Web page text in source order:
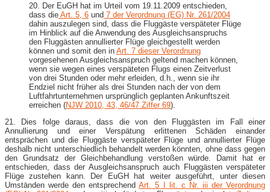
20. Der EuGH hat im Urteil vom 19.11.2009 entschieden,
dass die Art. 5, 6 und 7 der Verordnung (EG) Nr. 261/2004
dahin auszulegen sind, dass die Fluggäste verspäteter Flüge
im Hinblick auf die Anwendung des Ausgleichsanspruchs
den Fluggästen annullierter Flüge gleichgestellt werden
können und somit den in Art. 7 dieser Verordnung
vorgesehenen Ausgleichsanspruch geltend machen können,
wenn sie wegen eines verspäteten Flugs einen Zeitverlust
von drei Stunden oder mehr erleiden, d.h., wenn sie ihr
Endziel nicht früher als drei Stunden nach der von dem
Luftfahrtunternehmen ursprünglich geplanten Ankunftszeit
erreichen (NJW 2010, 43, 46/47 Ziffer 69).
21. Dies folge daraus, dass die von den Fluggästen im Fall einer
Annullierung und einer Verspätung erlittenen Schäden einander
entsprächen und die Fluggäste verspäteter Flüge und annullierter Flüge
deshalb nicht unterschiedlich behandelt werden könnten, ohne dass gegen
den Grundsatz der Gleichbehandlung verstoßen würde. Damit hat er
entschieden, dass der Ausgleichsanspruch auch Fluggästen verspäteter
Flüge zustehen kann. Der EuGH hat weiter ausgeführt, unter diesen
Umständen werde den entsprechendArt. 5 I lit. c Nr. iii der Verordnung